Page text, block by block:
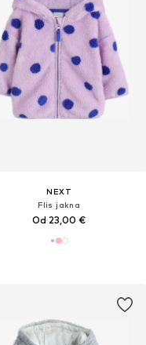
NEXT
Flis jakna
Od 23,00 €